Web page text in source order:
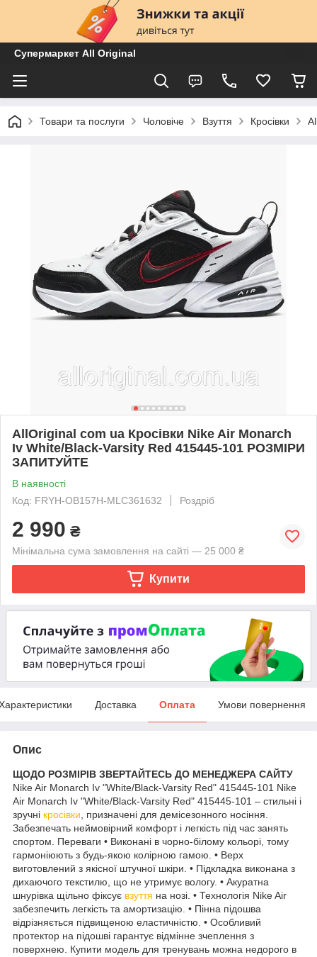
Супермаркет All Original
Товари та послуги Чоловіче Взуття Кросівки
AllOriginal com ua Кросівки Nike Air Monarch
Iv White/Black-Varsity Red 415445-101 РОЗМІРИ
ЗАПИТУЙТЕ
В наявності
Код: FRYH-OB157H-MLC361632
Роздріб
2 990 ₴
Мінімальна сума замовлення на сайті — 25 000 ₴
Купити
Доставка Оплата Умови повернення
Опис
ЩОДО РОЗМІРІВ ЗВЕРТАЙТЕСЬ ДО МЕНЕДЖЕРА САЙТУ
Nike Air Monarch Iv "White/Black-Varsity Red" 415445-101 Nike
Air Monarch Iv "White/Black-Varsity Red" 415445-101 – стильні і
зручні кросівки, призначені для демісезонного носіння.
Забезпечать неймовірний комфорт і легкість під час занять
спортом. Переваги • Виконанi в чорно-білому кольорі, тому
гармоніюють з будь-якою колірною гамою. • Верх
виготовлений з якісної штучної шкіри. • Підкладка виконана з
дихаючого текстилю, що не утримує вологу. • Акуратна
шнурівка щільно фіксує взуття на нозі. • Технологія Nike Air
забезпечить легкість та амортизацію. • Пінна підошва
відрізняється підвищеною еластичністю. • Особливий
протектор на підошві гарантує вiдмiнне зчеплення з
поверхнею. Купити модель для тренувань можна недорого в